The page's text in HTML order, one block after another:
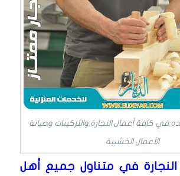
في كافة أعمال النجارة والتركيبات وصيانة
الأعمال الخشبية
النجارة في متناول جميع أهل